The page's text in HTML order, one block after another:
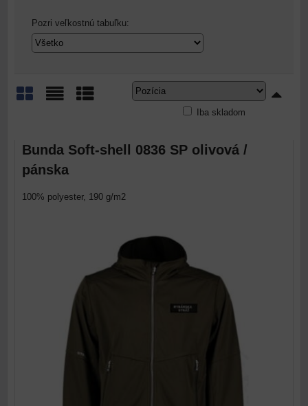
Pozri veľkostnú tabuľku:
Iba skladom
Bunda Soft-shell 0836 SP olivová /
pánska
100% polyester, 190 g/m2